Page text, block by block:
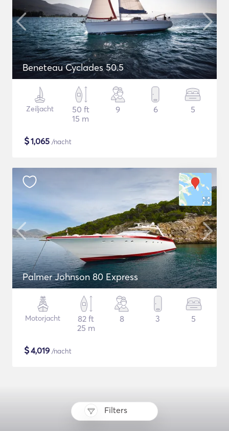
Filters
Beneteau Cyclades 50.5
Zeiljacht
50 ft
15 m
9 6 5
$1,065 /nacht
Palmer Johnson 80 Express
Motorjacht
82 ft
25 m
8 3 5
$4,019 /nacht